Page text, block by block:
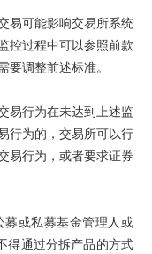
易可能影响交易所系统
控过程中可以参照前款
要调整前述标准。
易行为在未达到上述监
行为的，交易所可以行
易行为，或者要求证券
募或私募基金管理人或
得通过分拆产品的方式